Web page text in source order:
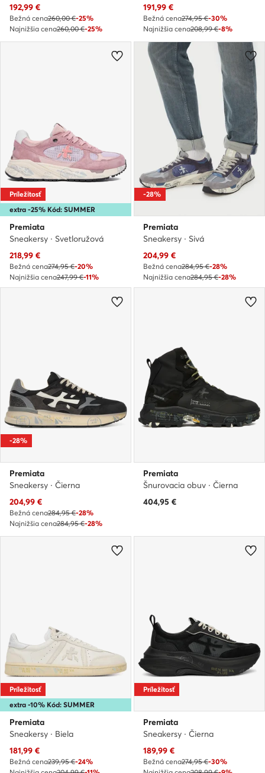
Aktuálna cena
192,99 €
Bežná cena260,00 €-25%
Najnižšia cena260,00 €-25%
Aktuálna cena
191,99 €
Bežná cena274,95 €-30%
Najnižšia cena208,99 €-8%
extra -25% Kód: SUMMER
Príležitosť
Premiata
Sneakersy · Svetloružová
Aktuálna cena
218,99 €
Bežná cena274,95 €-20%
Najnižšia cena247,99 €-11%
-28%
Premiata
Sneakersy · Sivá
Aktuálna cena
204,99 €
Bežná cena284,95 €-28%
Najnižšia cena284,95 €-28%
-28%
Premiata
Sneakersy · Čierna
Aktuálna cena
204,99 €
Bežná cena284,95 €-28%
Najnižšia cena284,95 €-28%
Premiata
Šnurovacia obuv · Čierna
404,95 €
extra -10% Kód: SUMMER
Príležitosť
Premiata
Sneakersy · Biela
Aktuálna cena
181,99 €
Bežná cena239,95 €-24%
Príležitosť
Premiata
Sneakersy · Čierna
Aktuálna cena
189,99 €
Bežná cena274,95 €-30%